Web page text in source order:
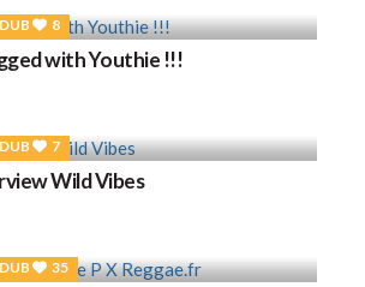
8
with Youthie !!!
7
Wild Vibes
35